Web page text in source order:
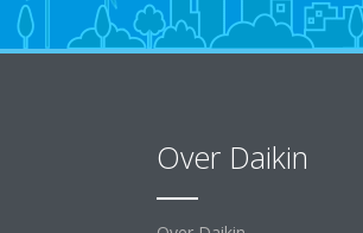
Over Daikin